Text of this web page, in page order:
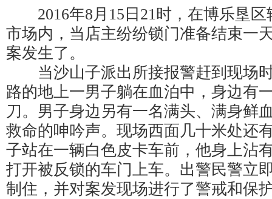
2016年8月15日21时，在博乐垦区
市场内，当店主纷纷锁门准备结束一
案发生了。
当沙山子派出所接报警赶到现场
路的地上一男子躺在血泊中，身边有
刀。男子身边另有一名满头、满身鲜
救命的呻吟声。现场西面几十米处还
子站在一辆白色皮卡车前，他身上沾
打开被反锁的车门上车。出警民警立
制住，并对案发现场进行了警戒和保